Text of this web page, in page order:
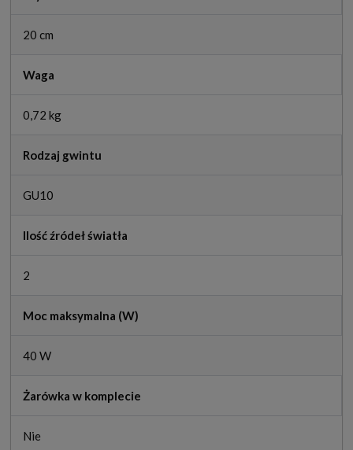
20 cm
Waga
0,72 kg
Rodzaj gwintu
GU10
Ilość źródeł światła
2
Moc maksymalna (W)
40 W
Żarówka w komplecie
Nie